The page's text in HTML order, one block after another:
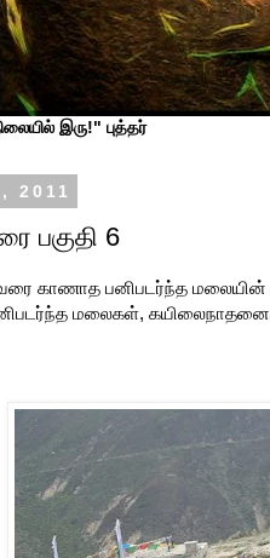
இரு!" புத்தர்
2011
பகுதி 6
காணாத பனிபடர்ந்த மலையின்
மலைகள்,